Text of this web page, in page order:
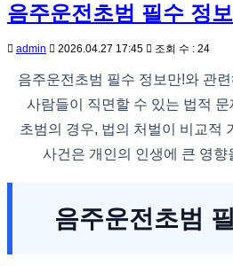
음주운전초범 필수 정
admin 2026.04.27 17:45 조회 수 : 24
음주운전초범 필수 정보만!와 관
사람들이 직면할 수 있는 법적 문
초범의 경우, 법의 처벌이 비교적
사건은 개인의 인생에 큰 영향
음주운전초범